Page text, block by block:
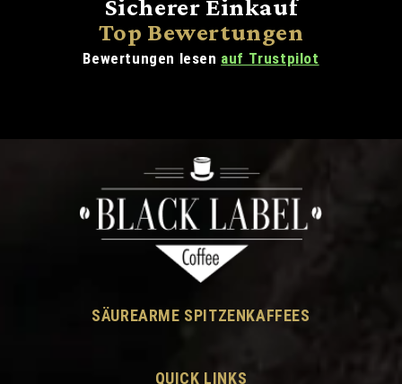
Sicherer Einkauf
Top Bewertungen
Bewertungen lesen auf Trustpilot
SÄUREARME SPITZENKAFFEES
QUICK LINKS